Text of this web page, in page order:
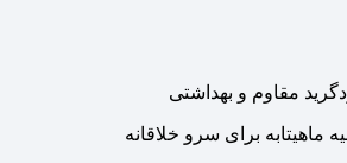
مقاوم و بهداشتی
برای سرو خلاقانه